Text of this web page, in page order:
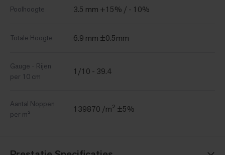
Poolhoogte 3.5 mm +15% / - 10%
Totale Hoogte 6.9 mm ±0.5mm
Gauge - Rijen
per 10 cm
1/10 - 39.4
Aantal Noppen
per m²
139870 /m² ±5%